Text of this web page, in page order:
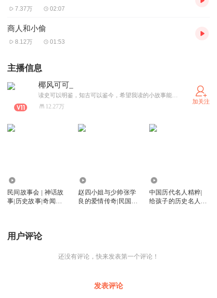
7.37万 02:07
商人和小偷
8.12万 01:53
主播信息
椰风可可_
读史可以明鉴，知古可以鉴今，希望我读的小故事能传达出正能量，引起大家的一些共鸣。
12.27万
加关注
民间故事会 | 神话故
事|历史故事|奇闻怪
赵四小姐与少帅张学
良的爱情传奇|民国传
中国历代名人精粹|
给孩子的历史名人故
用户评论
还没有评论，快来发表第一个评论！
发表评论